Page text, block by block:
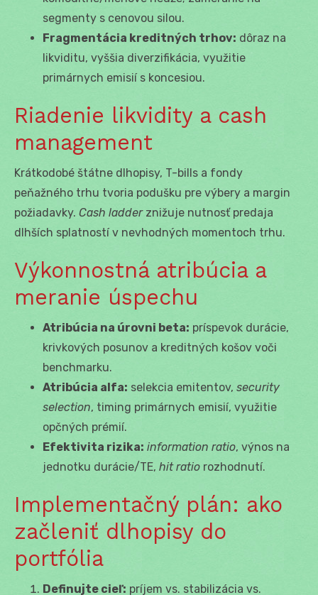
segmenty s cenovou silou.
Fragmentácia kreditných trhov: dôraz na
likviditu, vyššia diverzifikácia, využitie
primárnych emisií s koncesiou.
Riadenie likvidity a cash
management
Krátkodobé štátne dlhopisy, T-bills a fondy
peňažného trhu tvoria podušku pre výbery a margin
požiadavky. Cash ladderznižuje nutnosť predaja
dlhších splatností v nevhodných momentoch trhu.
Výkonnostná atribúcia a
meranie úspechu
Atribúcia na úrovni beta: príspevok durácie,
krivkových posunov a kreditných košov voči
benchmarku.
Atribúcia alfa: selekcia emitentov, security
selection, timing primárnych emisií, využitie
opčných prémií.
Efektivita rizika: information ratio, výnos na
jednotku durácie/TE, hit ratio rozhodnutí.
Implementačný plán: ako
začleniť dlhopisy do
portfólia
Definujte cieľ: príjem vs. stabilizácia vs.